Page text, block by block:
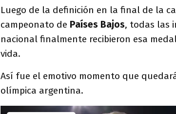
Luego de la definición en la final de la
campeonato de Países Bajos, todas las
nacional finalmente recibieron esa
vida.
Así fue el emotivo momento que
olímpica argentina.